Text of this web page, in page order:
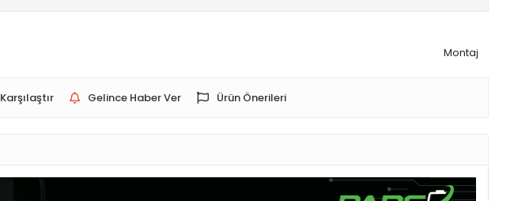
Montaj
Karşılaştır Gelince Haber Ver Ürün Önerileri